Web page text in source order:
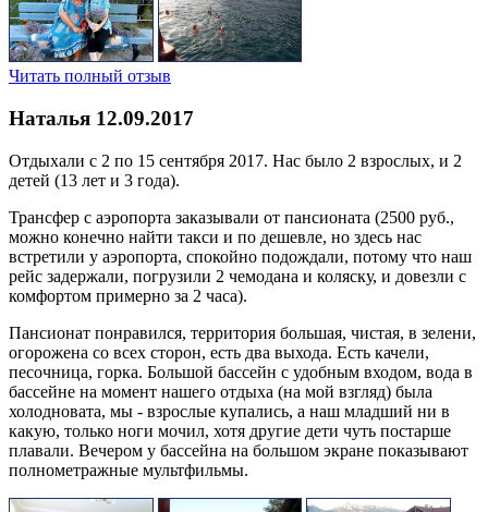
Читать полный отзыв
Наталья 12.09.2017
Отдыхали с 2 по 15 сентября 2017. Нас было 2 взрослых, и 2
детей (13 лет и 3 года).
Трансфер с аэропорта заказывали от пансионата (2500 руб.,
можно конечно найти такси и по дешевле, но здесь нас
встретили у аэропорта, спокойно подождали, потому что наш
рейс задержали, погрузили 2 чемодана и коляску, и довезли с
комфортом примерно за 2 часа).
Пансионат понравился, территория большая, чистая, в зелени,
огорожена со всех сторон, есть два выхода. Есть качели,
песочница, горка. Большой бассейн с удобным входом, вода в
бассейне на момент нашего отдыха (на мой взгляд) была
холодновата, мы - взрослые купались, а наш младший ни в
какую, только ноги мочил, хотя другие дети чуть постарше
плавали. Вечером у бассейна на большом экране показывают
полнометражные мультфильмы.